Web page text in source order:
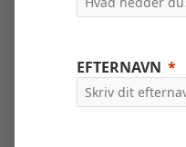
EFTERNAVN